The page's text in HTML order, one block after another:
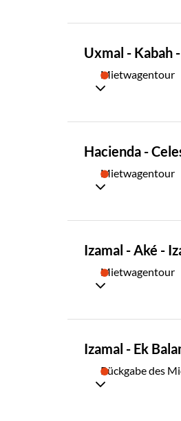
Uxmal - Kabah
Mietwagentour
Hacienda -
Mietwagentour
Izamal - Aké -
Mietwagentour
Izamal - Ek
Rückgabe des